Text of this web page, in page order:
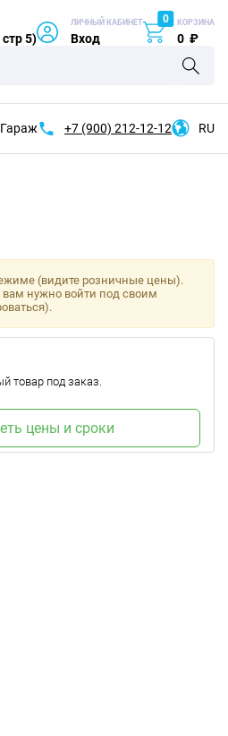
5)
ЛИЧНЫЙ КАБИНЕТ
Вход
0 КОРЗИНА
0 ₽
Гараж +7 (900) 212-12-12 RU
(видите розничные цены).
нужно войти под своим
товар под заказ.
цены и сроки